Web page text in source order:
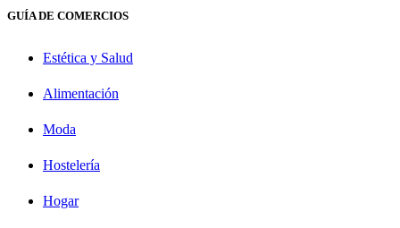
GUÍA DE COMERCIOS
Estética y Salud
Alimentación
Moda
Hostelería
Hogar